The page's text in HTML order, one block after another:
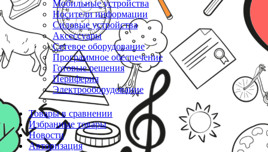
Мобильные устройства
Носители информации
Силовые устройства
Аксессуары
Сетевое оборудование
Программное обеспечение
Готовые решения
Периферия
Электрооборудование
Товары в сравнении
Избранные товары
Новости
Авторизация